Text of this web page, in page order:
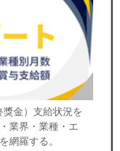
金）支給状況を
業界・業種・エ
網羅する。